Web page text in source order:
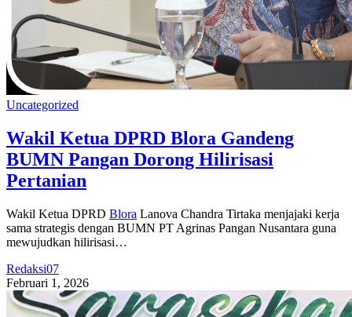
Uncategorized
Wakil Ketua DPRD Blora Gandeng
BUMN Pangan Dorong Hilirisasi
Pertanian
Wakil Ketua DPRD Blora Lanova Chandra Tirtaka menjajaki kerja
sama strategis dengan BUMN PT Agrinas Pangan Nusantara guna
mewujudkan hilirisasi…
Redaksi07
Februari 1, 2026